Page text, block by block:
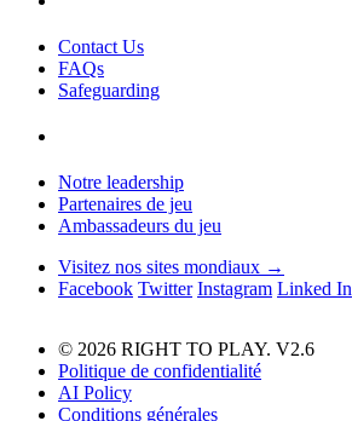
Contact Us
FAQs
Safeguarding
Notre leadership
Partenaires de jeu
Ambassadeurs du jeu
Visitez nos sites mondiaux →
Facebook Twitter Instagram Linked In
© 2026 RIGHT TO PLAY. V2.6
Politique de confidentialité
AI Policy
Conditions générales